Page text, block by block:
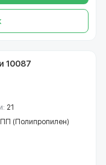
10087
21
ПП (Полипропилен)